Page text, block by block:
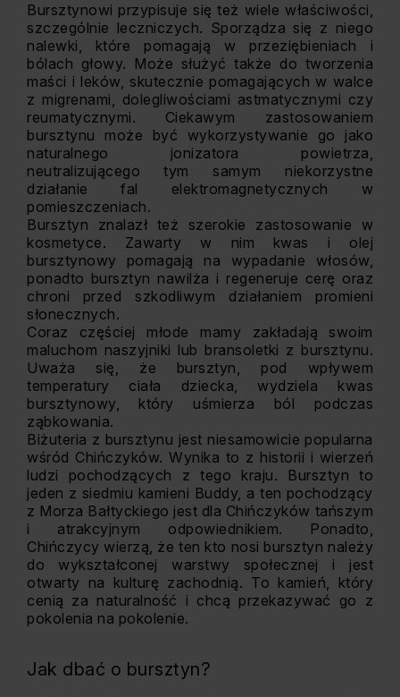
Bursztynowi przypisuje się też wiele właściwości,
szczególnie leczniczych. Sporządza się z niego
nalewki, które pomagają w przeziębieniach i
bólach głowy. Może służyć także do tworzenia
maści i leków, skutecznie pomagających w walce
z migrenami, dolegliwościami astmatycznymi czy
reumatycznymi. Ciekawym zastosowaniem
bursztynu może być wykorzystywanie go jako
naturalnego jonizatora powietrza,
neutralizującego tym samym niekorzystne
działanie fal elektromagnetycznych w
pomieszczeniach.
Bursztyn znalazł też szerokie zastosowanie w
kosmetyce. Zawarty w nim kwas i olej
bursztynowy pomagają na wypadanie włosów,
ponadto bursztyn nawilża i regeneruje cerę oraz
chroni przed szkodliwym działaniem promieni
słonecznych.
Coraz częściej młode mamy zakładają swoim
maluchom naszyjniki lub bransoletki z bursztynu.
Uważa się, że bursztyn, pod wpływem
temperatury ciała dziecka, wydziela kwas
bursztynowy, który uśmierza ból podczas
ząbkowania.
Biżuteria z bursztynu jest niesamowicie popularna
wśród Chińczyków. Wynika to z historii i wierzeń
ludzi pochodzących z tego kraju. Bursztyn to
jeden z siedmiu kamieni Buddy, a ten pochodzący
z Morza Bałtyckiego jest dla Chińczyków tańszym
i atrakcyjnym odpowiednikiem. Ponadto,
Chińczycy wierzą, że ten kto nosi bursztyn należy
do wykształconej warstwy społecznej i jest
otwarty na kulturę zachodnią. To kamień, który
cenią za naturalność i chcą przekazywać go z
pokolenia na pokolenie.
Jak dbać o bursztyn?